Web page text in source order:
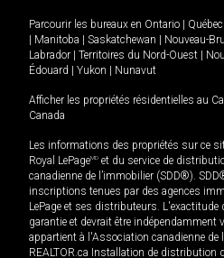
Parcourir les bureaux en Ontario Québec
Manitoba Saskatchewan Nouveau-
Labrador
Territoires du Nord-Ouest
Édouard
Yukon Nunavut
Afficher les propriétés résidentielles au
Canada
Les informations des propriétés sur ce
Royal LePageMD et du service de
canadienne de l’immobilier (SDD®).
inscriptions tenues par des agences
LePage et ses distributeurs.
garantie et devrait être indépendamment
appartient à l'Association canadienne de
REALTOR.ca Installation de distribution